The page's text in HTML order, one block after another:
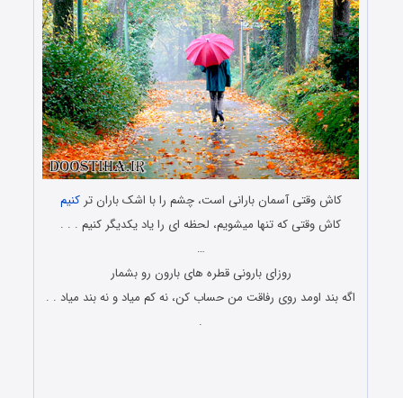
کاش وقتی آسمان بارانی است، چشم را با اشک باران ترکنیم
کاش وقتی که تنها میشویم، لحظه ای را یاد یکدیگر کنیم . . .
…
روزای بارونی قطره های بارون رو بشمار
اگه بند اومد روی رفاقت من حساب کن، نه کم میاد و نه بند میاد . .
.